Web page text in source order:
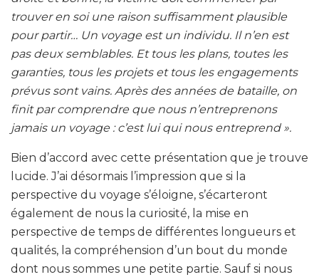
trouver en soi une raison suffisamment plausible
pour partir… Un voyage est un individu. Il n’en est
pas deux semblables. Et tous les plans, toutes les
garanties, tous les projets et tous les engagements
prévus sont vains. Après des années de bataille, on
finit par comprendre que nous n’entreprenons
jamais un voyage : c’est lui qui nous entreprend ».
Bien d’accord avec cette présentation que je trouve
lucide. J’ai désormais l’impression que si la
perspective du voyage s’éloigne, s’écarteront
également de nous la curiosité, la mise en
perspective de temps de différentes longueurs et
qualités, la compréhension d’un bout du monde
dont nous sommes une petite partie. Sauf si nous